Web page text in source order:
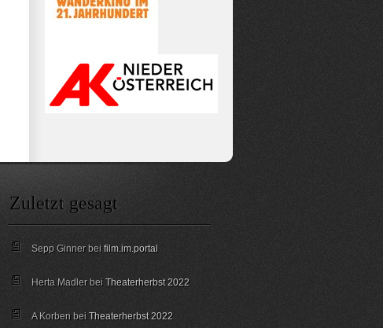
Zuletzt gesagt
Sepp Ginner bei film.im.portal
Herta Madler bei Theaterherbst 2022
A Korben bei Theaterherbst 2022